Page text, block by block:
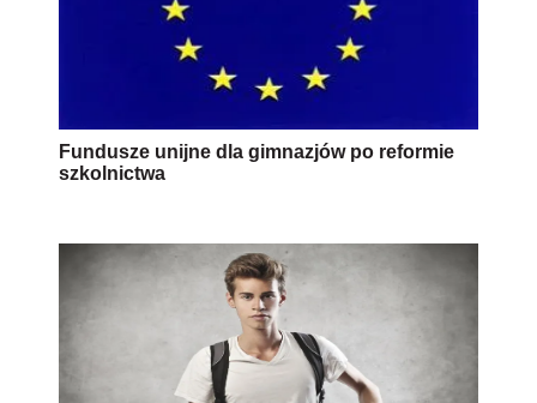
Fundusze unijne dla gimnazjów po reformie
szkolnictwa